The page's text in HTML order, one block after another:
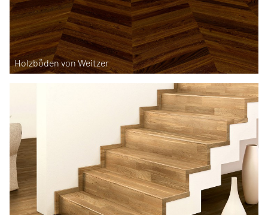
Holzböden von Weitzer